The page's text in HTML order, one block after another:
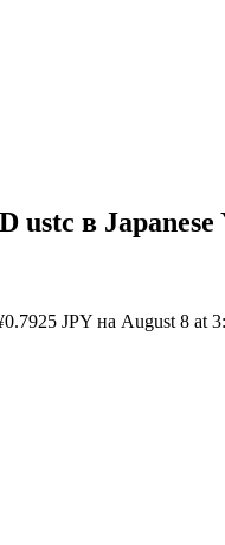
обеспечения
ustc в Japanese
JPY на August 8 at